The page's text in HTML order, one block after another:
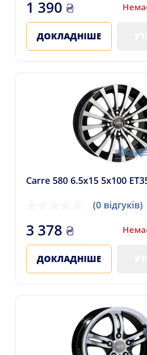
1 390 ₴
ДОКЛАДНІШЕ
Carre 580 6.5x15 5x100
(0 відгуків)
3 378 ₴
ДОКЛАДНІШЕ